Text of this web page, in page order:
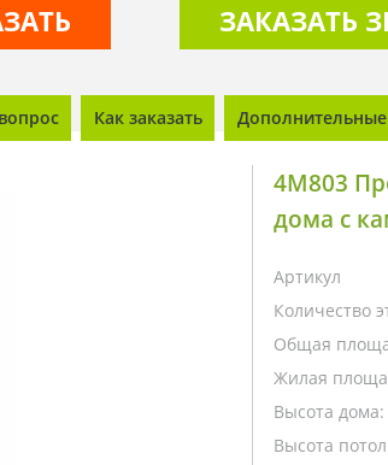
ЗАКАЗАТЬ
Как заказать
4M803
дома с
Артикул
Количество
Общая
Жилая
Высота дома:
Высота